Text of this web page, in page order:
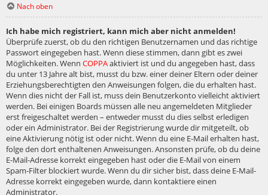
Nach oben
Ich habe mich registriert, kann mich aber nicht anmelden!
Überprüfe zuerst, ob du den richtigen Benutzernamen und das richtige
Passwort eingegeben hast. Wenn diese stimmen, dann gibt es zwei
Möglichkeiten. Wenn COPPAaktiviert ist und du angegeben hast, dass
du unter 13 Jahre alt bist, musst du bzw. einer deiner Eltern oder deiner
Erziehungsberechtigten den Anweisungen folgen, die du erhalten hast.
Wenn dies nicht der Fall ist, muss dein Benutzerkonto vielleicht aktiviert
werden. Bei einigen Boards müssen alle neu angemeldeten Mitglieder
erst freigeschaltet werden – entweder musst du dies selbst erledigen
oder ein Administrator. Bei der Registrierung wurde dir mitgeteilt, ob
eine Aktivierung nötig ist oder nicht. Wenn du eine E-Mail erhalten hast,
folge den dort enthaltenen Anweisungen. Ansonsten prüfe, ob du deine
E-Mail-Adresse korrekt eingegeben hast oder die E-Mail von einem
Spam-Filter blockiert wurde. Wenn du dir sicher bist, dass deine E-Mail-
Adresse korrekt eingegeben wurde, dann kontaktiere einen
Administrator.